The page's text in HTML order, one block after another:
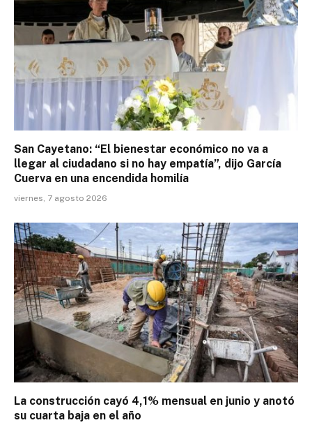
San Cayetano: “El bienestar económico no va a
llegar al ciudadano si no hay empatía”, dijo García
Cuerva en una encendida homilía
viernes, 7 agosto 2026
La construcción cayó 4,1% mensual en junio y anotó
su cuarta baja en el año